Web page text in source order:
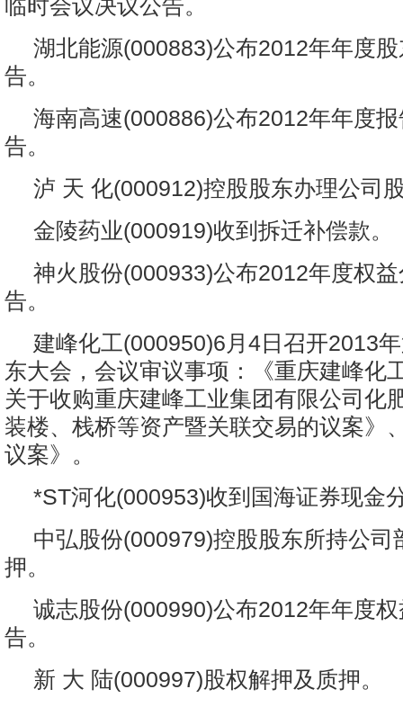
临时会议决议公告。
湖北能源(000883)公布2012年年度
告。
海南高速(000886)公布2012年年度
告。
泸 天 化(000912)控股股东办理公司
金陵药业(000919)收到拆迁补偿款。
神火股份(000933)公布2012年度权
告。
建峰化工(000950)6月4日召开2013
东大会，会议审议事项：《重庆建峰化
关于收购重庆建峰工业集团有限公司化
装楼、栈桥等资产暨关联交易的议案》
议案》。
*ST河化(000953)收到国海证券现金
中弘股份(000979)控股股东所持公司
押。
诚志股份(000990)公布2012年年度
告。
新 大 陆(000997)股权解押及质押。